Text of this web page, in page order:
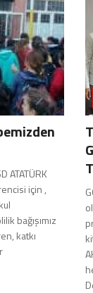
ATATÜRK
için ,
bağışımız
katkı